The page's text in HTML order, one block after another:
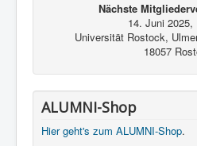
Nächste
14. Juni 2025,
Universität Rostock,
18057
ALUMNI-Shop
Hier geht's zum ALUMNI-Shop.